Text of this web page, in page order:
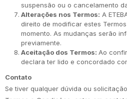
suspensão ou o cancelamento
Alterações nos Termos: A
direito de modificar estes
momento. As mudanças serão
previamente.
Aceitação dos Termos: Ao
declara ter lido e concordado
Contato
Se tiver qualquer dúvida ou